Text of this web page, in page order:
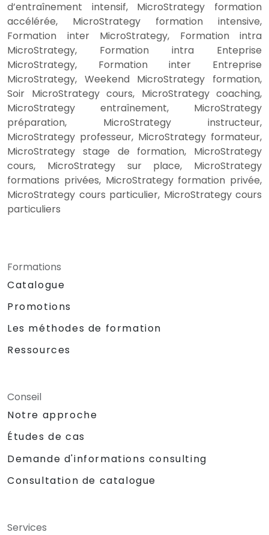
d’entraînement intensif, MicroStrategy formation
accélérée, MicroStrategy formation intensive,
Formation inter MicroStrategy, Formation intra
MicroStrategy, Formation intra Enteprise
MicroStrategy, Formation inter Entreprise
MicroStrategy, Weekend MicroStrategy formation,
Soir MicroStrategy cours, MicroStrategy coaching,
MicroStrategy entraînement, MicroStrategy
préparation, MicroStrategy instructeur,
MicroStrategy professeur, MicroStrategy formateur,
MicroStrategy stage de formation, MicroStrategy
cours, MicroStrategy sur place, MicroStrategy
formations privées, MicroStrategy formation privée,
MicroStrategy cours particulier, MicroStrategy cours
particuliers
Formations
Catalogue
Promotions
Les méthodes de formation
Ressources
Conseil
Notre approche
Études de cas
Demande d'informations consulting
Consultation de catalogue
Services